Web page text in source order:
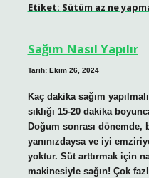
Etiket: Sütüm az ne
Sağım Nasıl Yapılır
Tarih: Ekim 26, 2024
Kaç dakika sağım
sıklığı 15-20 dakika
Doğum sonrası dönemde,
yanınızdaysa ve iyi
yoktur. Süt arttırmak için
makinesiyle sağın! Çok